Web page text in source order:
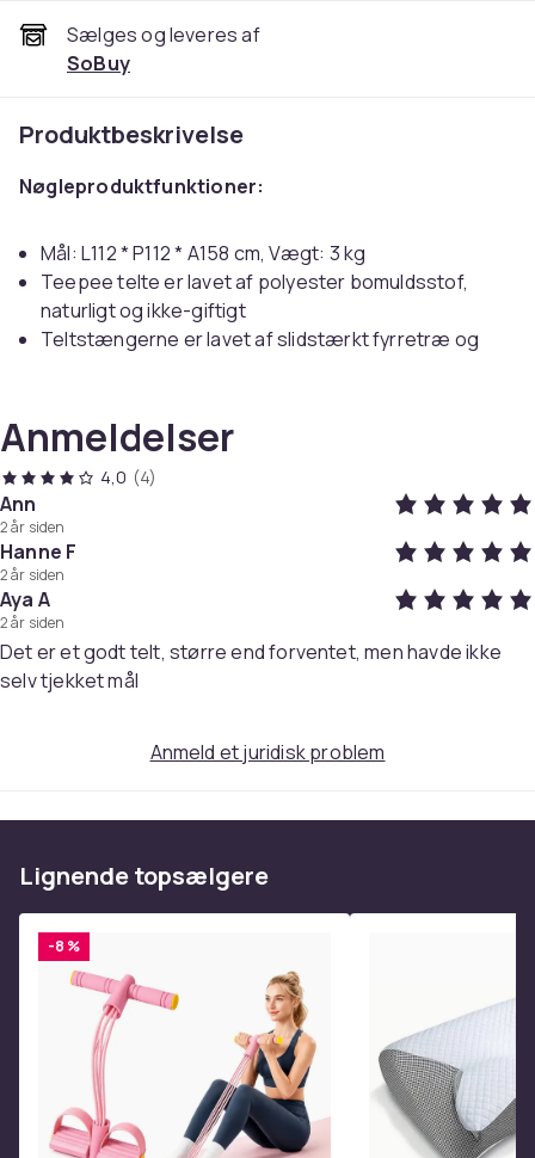
Sælges og leveres af
SoBuy
Produktbeskrivelse
Nøgleproduktfunktioner:
Mål: L112 * P112 * A158 cm, Vægt: 3 kg
Teepee telte er lavet af polyester bomuldsstof,
naturligt og ikke-giftigt
Teltstængerne er lavet af slidstærkt fyrretræ og
Kun det bedste for din lille dreng eller pige! du kan
montere den i stuen, så dine børn kan lege og
opbevare den, når de går i seng!
Et børnetelt er let og let at oprette.
Det er selvfølgelig også let at adskille og folde.
En god idé til fester og søvn. Planlægger du en
fødselsdagsfest til dit barn eller en sleepover med
Dette tipietelt er let og meget smukt, du kan sætte det
op i stuen, så dine børn kan lege og opbevare, når de
går i seng!
Varenr.
ba720f7b-1423-4252-84d7-2886bf8df2e4
Produktsikkerhedsinformation
Anmeldelser
4,0 (4)
Ann
2 år siden
Hanne F
2 år siden
Aya A
2 år siden
Det er et godt telt, større end forventet, men havde ikke
selv tjekket mål
Anmeld et juridisk problem
Lignende topsælgere
-8 %